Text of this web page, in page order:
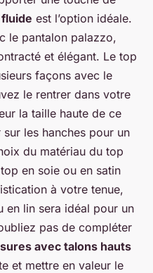
est l’option idéale.
le pantalon palazzo,
et élégant. Le top
façons avec le
le rentrer dans votre
la taille haute de ce
les hanches pour un
du matériau du top
en soie ou en satin
à votre tenue,
en lin sera idéal pour un
pas de compléter
avec talons hauts
et mettre en valeur le